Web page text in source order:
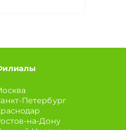
Петербург
на-Дону